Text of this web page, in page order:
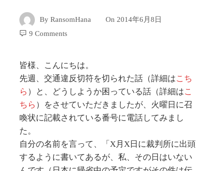
By RansomHana On 2014年6月8日
9 Comments
皆様、こんにちは。
先週、交通違反切符を切られた話（詳細はこち
ら ）と、どうしようか困っている話（詳細はこ
ちら ）をさせていただきましたが、火曜日に召
喚状に記載されている番号に電話してみまし
た。
自分の名前を言って、「X月X日に裁判所に出頭
するように書いてあるが、私、その日はいない